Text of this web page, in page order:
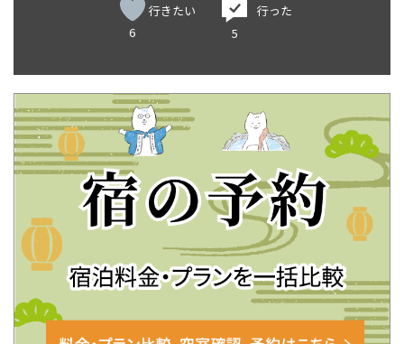
6
行きたい
行った
5